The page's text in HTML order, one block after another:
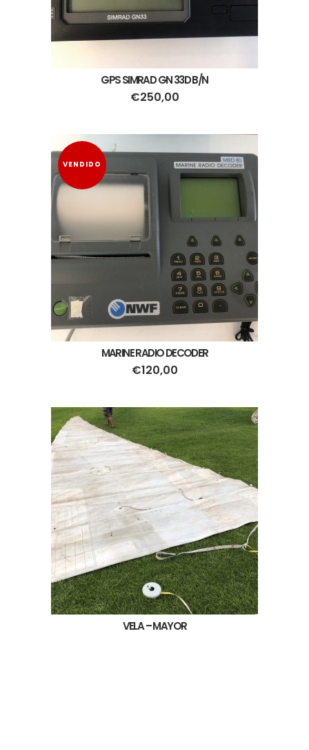
GPS SIMRAD GN 33D B/N
€250,00
VENDIDO
MARINE RADIO DECODER
€120,00
VELA – MAYOR